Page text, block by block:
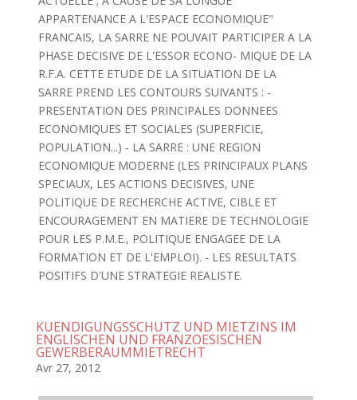
APPARTENANCE A L'ESPACE ECONOMIQUE"
FRANCAIS, LA SARRE NE POUVAIT PARTICIPER A LA
PHASE DECISIVE DE L'ESSOR ECONO- MIQUE DE LA
R.F.A. CETTE ETUDE DE LA SITUATION DE LA
SARRE PREND LES CONTOURS SUIVANTS : -
PRESENTATION DES PRINCIPALES DONNEES
ECONOMIQUES ET SOCIALES (SUPERFICIE,
POPULATION...) - LA SARRE : UNE REGION
ECONOMIQUE MODERNE (LES PRINCIPAUX PLANS
SPECIAUX, LES ACTIONS DECISIVES, UNE
POLITIQUE DE RECHERCHE ACTIVE, CIBLE ET
ENCOURAGEMENT EN MATIERE DE TECHNOLOGIE
POUR LES P.M.E., POLITIQUE ENGAGEE DE LA
FORMATION ET DE L'EMPLOI). - LES RESULTATS
POSITIFS D'UNE STRATEGIE REALISTE.
KUENDIGUNGSSCHUTZ UND MIETZINS IM
ENGLISCHEN UND FRANZOESISCHEN
GEWERBERAUMMIETRECHT
Avr 27, 2012